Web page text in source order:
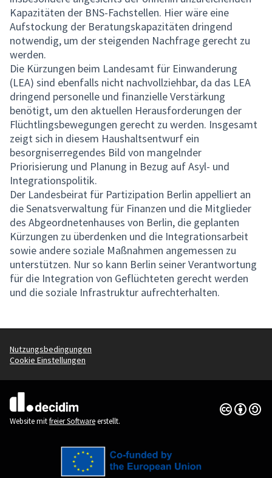
Kapazitäten der BNS-Fachstellen. Hier wäre eine
Aufstockung der Beratungskapazitäten dringend
notwendig, um der steigenden Nachfrage gerecht zu
werden.
Die Kürzungen beim Landesamt für Einwanderung
(LEA) sind ebenfalls nicht nachvollziehbar, da das LEA
dringend personelle und finanzielle Verstärkung
benötigt, um den aktuellen Herausforderungen der
Flüchtlingsbewegungen gerecht zu werden. Insgesamt
zeigt sich in diesem Haushaltsentwurf ein
besorgniserregendes Bild von mangelnder
Priorisierung und Planung in Bezug auf Asyl- und
Integrationspolitik.
Der Landesbeirat für Partizipation Berlin appelliert an
die Senatsverwaltung für Finanzen und die Mitglieder
des Abgeordnetenhauses von Berlin, die geplanten
Kürzungen zu überdenken und die Integrationsarbeit
sowie andere soziale Maßnahmen angemessen zu
unterstützen. Nur so kann Berlin seiner Verantwortung
für die Integration von Geflüchteten gerecht werden
und die soziale Infrastruktur aufrechterhalten.
Nutzungsbedingungen
Cookie Einstellungen
(Externer Link)
Website mitfreier Softwareerstellt.
Creative
(Externer